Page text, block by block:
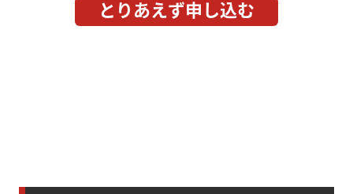
とりあえず申し込む